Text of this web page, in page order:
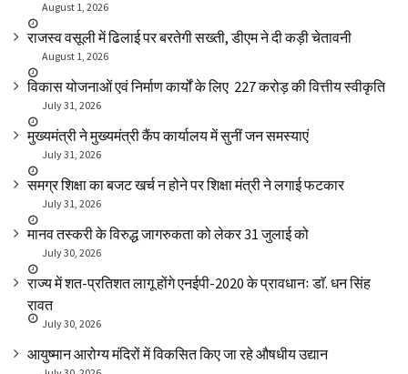
August 1, 2026
राजस्व वसूली में ढिलाई पर बरतेगी सख्ती, डीएम ने दी कड़ी चेतावनी
August 1, 2026
विकास योजनाओं एवं निर्माण कार्यों के लिए ₹ 227 करोड़ की वित्तीय स्वीकृति
July 31, 2026
मुख्यमंत्री ने मुख्यमंत्री कैंप कार्यालय में सुनीं जन समस्याएं
July 31, 2026
समग्र शिक्षा का बजट खर्च न होने पर शिक्षा मंत्री ने लगाई फटकार
July 31, 2026
मानव तस्करी के विरुद्ध जागरुकता को लेकर 31 जुलाई को
July 30, 2026
राज्य में शत-प्रतिशत लागू होंगे एनईपी-2020 के प्रावधानः डाॅ. धन सिंह
रावत
July 30, 2026
आयुष्मान आरोग्य मंदिरों में विकसित किए जा रहे औषधीय उद्यान